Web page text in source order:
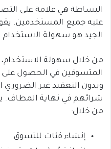
البساطة هي علامة على
عليه جميع المستخدمين.
الجيد هو سهولة الاستخدام.
من خلال سهولة
المتسوقين في الحصول
وبدون التعقيد غير الضروري
شرائهم في نهاية المطاف.
من خلال:
إنشاء فئات للتسوق